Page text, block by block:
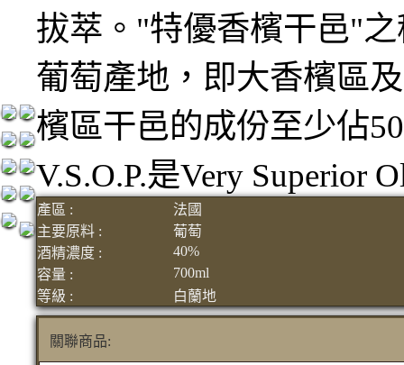
拔萃。"特優香檳干邑"
葡萄產地，即大香檳區
檳區干邑的成份至少佔
V.S.O.P.是Very Superior
產區 :
法國
主要原料 :
葡萄
酒精濃度 :
40%
容量 :
700ml
等級 :
白蘭地
關聯商品: